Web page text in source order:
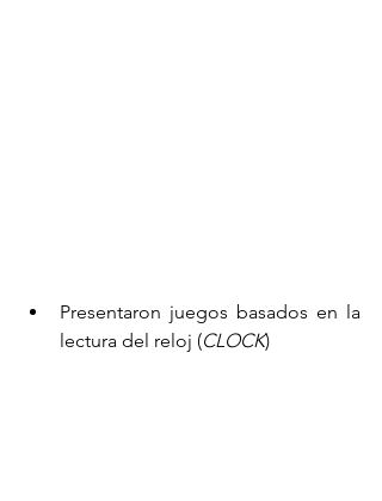
Presentaron juegos basados en la
lectura del reloj (CLOCK)